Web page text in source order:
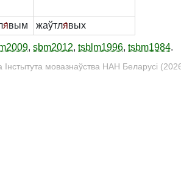
я́вым жаўтля́вых
, sbm2012, tsblm1996, tsbm1984.
мовазнаўства НАН Беларусі